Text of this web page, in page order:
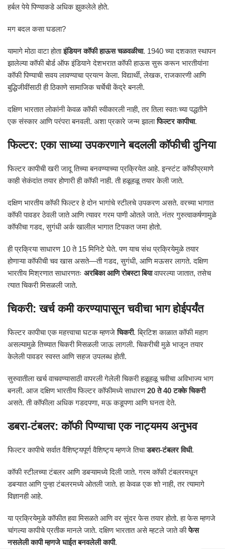
हर्बल पेये पिण्याकडे अधिक झुकलेले होते.
मग बदल कसा घडला?
यामागे मोठा वाटा होताइंडियन कॉफी हाऊस चळवळीचा. 1940 च्या दशकात स्थापन
झालेल्या कॉफी बोर्ड ऑफ इंडियाने देशभरात कॉफी हाऊस सुरू करून भारतीयांना
कॉफी पिण्याची सवय लावण्याचा प्रयत्न केला. विद्यार्थी, लेखक, राजकारणी आणि
बुद्धिजीवींसाठी ही ठिकाणे सामाजिक चर्चेची केंद्रे बनली.
दक्षिण भारतात लोकांनी केवळ कॉफी स्वीकारली नाही, तर तिला स्वतःच्या पद्धतीने
एक संस्कार आणि परंपरा बनवली. अशा प्रकारे जन्म झालाफिल्टर कापीचा.
फिल्टर: एका साध्या उपकरणाने बदलली कॉफीची दुनिया
फिल्टर कापीची खरी जादू तिच्या बनवण्याच्या प्रक्रियेत आहे. इन्स्टंट कॉफीप्रमाणे
काही सेकंदांत तयार होणारी ही कॉफी नाही. ती हळूहळू तयार केली जाते.
दक्षिण भारतीय कॉफी फिल्टर हे दोन भागांचे स्टीलचे उपकरण असते. वरच्या भागात
कॉफी पावडर ठेवली जाते आणि त्यावर गरम पाणी ओतले जाते. नंतर गुरुत्वाकर्षणामुळे
कॉफीचा गडद, सुगंधी अर्क खालील भागात टिपकत जमा होतो.
ही प्रक्रिया साधारण 10 ते 15 मिनिटे घेते. पण याच संथ प्रक्रियेमुळे तयार
होणाऱ्या कॉफीची चव खास असते—ती गडद, सुगंधी, आणि मऊसर लागते. दक्षिण
भारतीय मिश्रणात साधारणतः अरबिका आणि रोबस्टा बियावापरल्या जातात, तसेच
त्यात चिकरी मिसळली जाते.
चिकरी: खर्च कमी करण्यापासून चवीचा भाग होईपर्यंत
फिल्टर कापीचा एक महत्त्वाचा घटक म्हणजेचिकरी. ब्रिटिश काळात कॉफी महाग
असल्यामुळे तिच्यात चिकरी मिसळली जाऊ लागली. चिकरीची मुळे भाजून तयार
केलेली पावडर स्वस्त आणि सहज उपलब्ध होती.
सुरुवातीला खर्च वाचवण्यासाठी वापरली गेलेली चिकरी हळूहळू चवीचा अविभाज्य भाग
बनली. आज दक्षिण भारतीय फिल्टर कॉफीमध्ये साधारण20 ते 40 टक्के चिकरी
असते. ती कॉफीला अधिक गडदपणा, मऊ कडूपणा आणि घनता देते.
डबरा-टंबलर: कॉफी पिण्याचा एक नाट्यमय अनुभव
फिल्टर कापीचे सर्वात वैशिष्ट्यपूर्ण वैशिष्ट्य म्हणजे तिचाडबरा-टंबलर विधी.
कॉफी स्टीलच्या टंबलर आणि डबऱ्यामध्ये दिली जाते. गरम कॉफी टंबलरमधून
डबऱ्यात आणि पुन्हा टंबलरमध्ये ओतली जाते. हा केवळ एक शो नाही, तर त्यामागे
विज्ञानही आहे.
या प्रक्रियेमुळे कॉफीत हवा मिसळते आणि वर सुंदर फेस तयार होतो. हा फेस म्हणजे
चांगल्या कापीचे प्रतीक मानले जाते. दक्षिण भारतात असे म्हटले जाते कीफेस
नसलेली कापी म्हणजे घाईत बनवलेली कापी.